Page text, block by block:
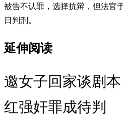
被告不认罪，选择抗辩，但法官
日判刑。
延伸阅读
邀女子回家谈剧本
红强奸罪成待判